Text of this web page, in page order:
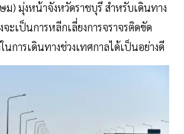
) มุ่งหน้าจังหวัดราชบุรี สำหรับเดินทาง
ะเป็นการหลีกเลี่ยงการจราจรติดขัด
นการเดินทางช่วงเทศกาลได้เป็นอย่างดี